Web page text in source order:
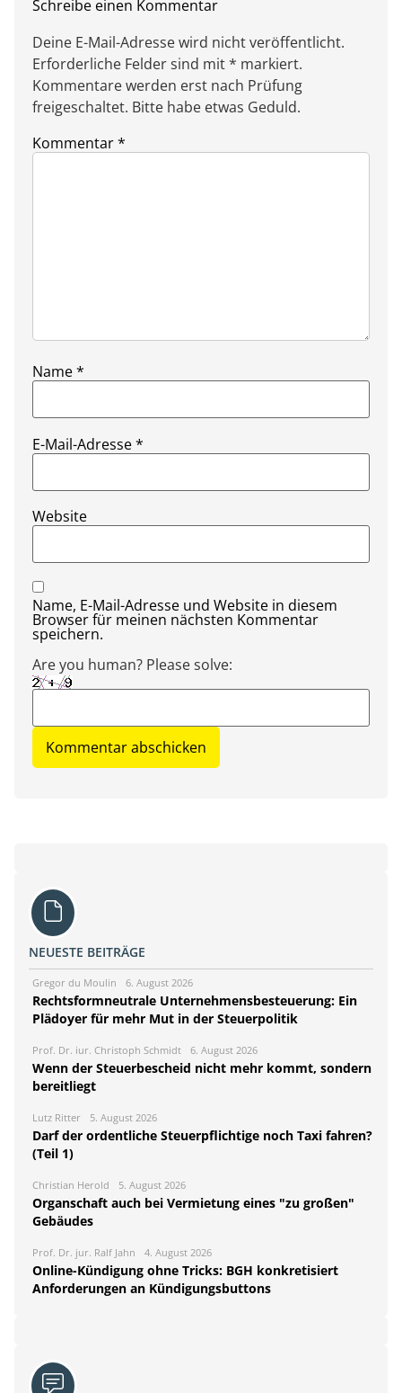
Schreibe einen Kommentar
Deine E-Mail-Adresse wird nicht veröffentlicht.
Erforderliche Felder sind mit * markiert.
Kommentare werden erst nach Prüfung
freigeschaltet. Bitte habe etwas Geduld.
Kommentar*
Name*
E-Mail-Adresse*
Website
Name, E-Mail-Adresse und Website in diesem
Browser für meinen nächsten Kommentar
speichern.
Are you human? Please solve:
NEUESTE BEITRÄGE
Gregor du Moulin 6. August 2026
Rechtsformneutrale Unternehmensbesteuerung: Ein
Plädoyer für mehr Mut in der Steuerpolitik
Prof. Dr. iur. Christoph Schmidt 6. August 2026
Wenn der Steuerbescheid nicht mehr kommt, sondern
bereitliegt
Lutz Ritter 5. August 2026
Darf der ordentliche Steuerpflichtige noch Taxi fahren?
(Teil 1)
Christian Herold 5. August 2026
Organschaft auch bei Vermietung eines "zu großen"
Gebäudes
Prof. Dr. jur. Ralf Jahn 4. August 2026
Online-Kündigung ohne Tricks: BGH konkretisiert
Anforderungen an Kündigungsbuttons